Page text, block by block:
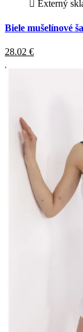
Externý
Biele mušelínové
28.02 €